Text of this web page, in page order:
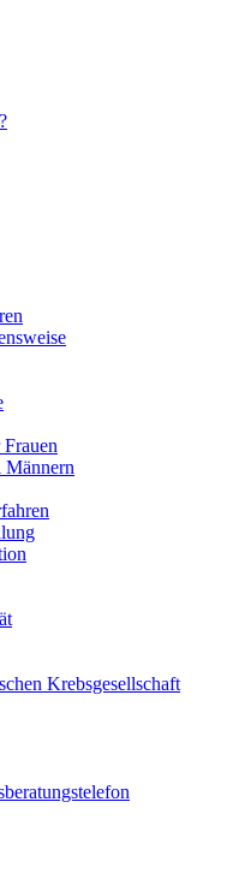
Männern
Krebsgesellschaft